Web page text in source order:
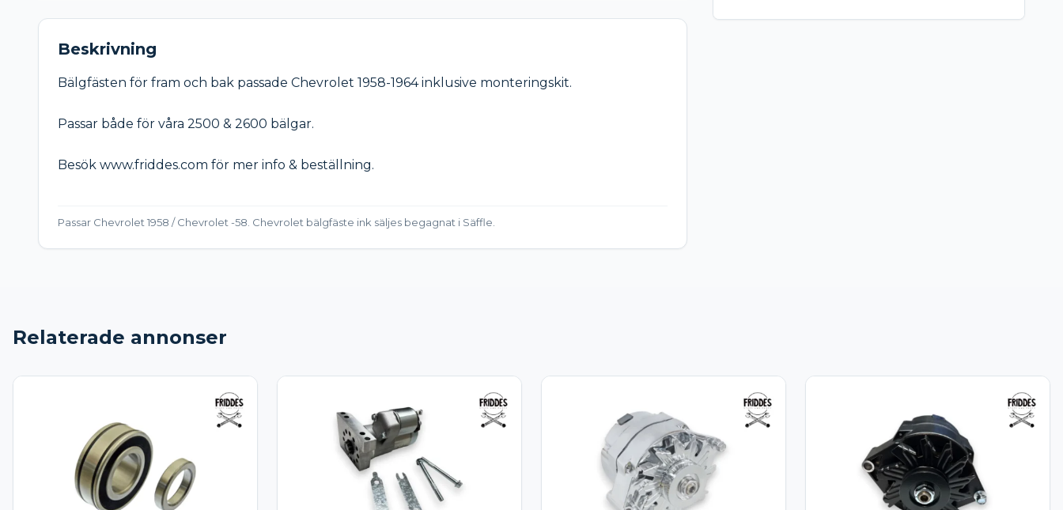
Beskrivning
Bälgfästen för fram och bak passade Chevrolet 1958-1964 inklusive monteringskit.
Passar både för våra 2500 & 2600 bälgar.
Besök www.friddes.com för mer info & beställning.
Passar Chevrolet 1958 / Chevrolet -58. Chevrolet bälgfäste ink säljes begagnat i Säffle.
Relaterade annonser